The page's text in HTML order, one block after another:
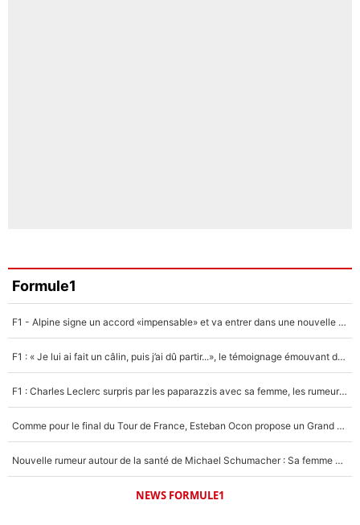
Formule1
F1 - Alpine signe un accord «impensable» et va entrer dans une nouvelle dimension : Grande nouvelle pour Pierre Gasly !
F1 : « Je lui ai fait un câlin, puis j’ai dû partir...», le témoignage émouvant de Max Verstappen sur sa fille
F1 : Charles Leclerc surpris par les paparazzis avec sa femme, les rumeurs étaient vraies !
Comme pour le final du Tour de France, Esteban Ocon propose un Grand Prix de Formule 1 à Paris : «Autour de l’Arc de Triomphe, ce serait génial» !
Nouvelle rumeur autour de la santé de Michael Schumacher : Sa femme Corinna sort du silence
NEWS FORMULE1